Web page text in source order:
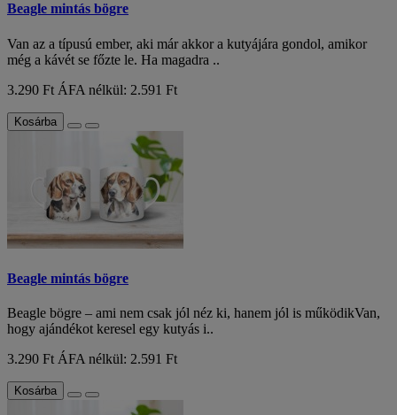
Beagle mintás bögre
Van az a típusú ember, aki már akkor a kutyájára gondol, amikor
még a kávét se főzte le. Ha magadra ..
3.290 Ft ÁFA nélkül: 2.591 Ft
Kosárba
Beagle mintás bögre
Beagle bögre – ami nem csak jól néz ki, hanem jól is működikVan,
hogy ajándékot keresel egy kutyás i..
3.290 Ft ÁFA nélkül: 2.591 Ft
Kosárba